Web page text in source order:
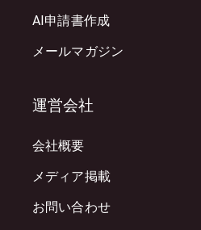
AI申請書作成
メールマガジン
運営会社
会社概要
メディア掲載
お問い合わせ